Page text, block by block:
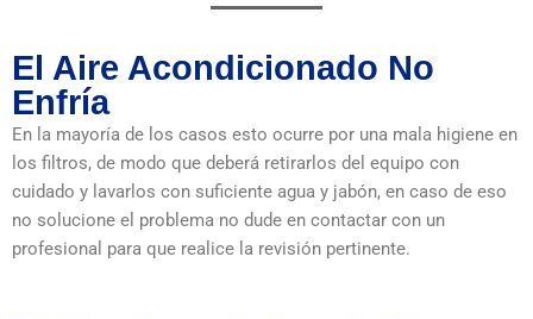
El Aire Acondicionado No
Enfría
En la mayoría de los casos esto ocurre por una mala higiene en
los filtros, de modo que deberá retirarlos del equipo con
cuidado y lavarlos con suficiente agua y jabón, en caso de eso
no solucione el problema no dude en contactar con un
profesional para que realice la revisión pertinente.